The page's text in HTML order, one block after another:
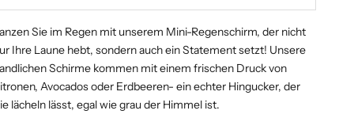
Sie im Regen mit unserem Mini-Regenschirm, der nicht
Ihre Laune hebt, sondern auch ein Statement setzt! Unsere
Schirme kommen mit einem frischen Druck von
Avocados oder Erdbeeren- ein echter Hingucker, der
lächeln lässt, egal wie grau der Himmel ist.